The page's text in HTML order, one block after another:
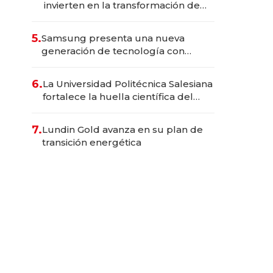
invierten en la transformación de
5.Samsung presenta una nueva
generación de tecnología con
6.La Universidad Politécnica Salesiana
fortalece la huella científica del
7.Lundin Gold avanza en su plan de
transición energética